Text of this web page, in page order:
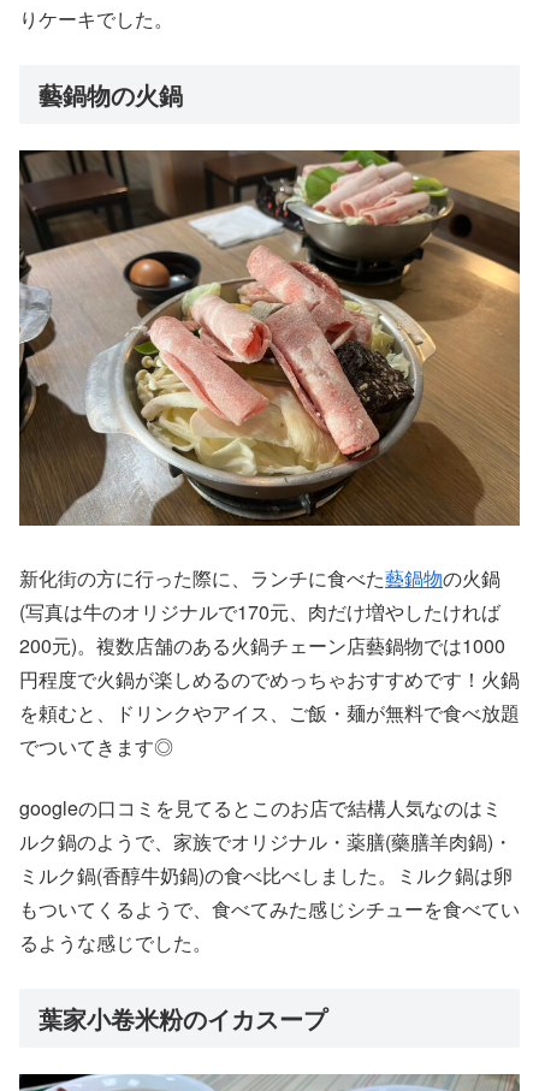
りケーキでした。
藝鍋物の火鍋
新化街の方に行った際に、ランチに食べた藝鍋物の火鍋
(写真は牛のオリジナルで170元、肉だけ増やしたければ
200元)。複数店舗のある火鍋チェーン店藝鍋物では1000
円程度で火鍋が楽しめるのでめっちゃおすすめです！火鍋
を頼むと、ドリンクやアイス、ご飯・麺が無料で食べ放題
でついてきます◎
googleの口コミを見てるとこのお店で結構人気なのはミ
ルク鍋のようで、家族でオリジナル・薬膳(藥膳羊肉鍋)・
ミルク鍋(香醇牛奶鍋)の食べ比べしました。ミルク鍋は卵
もついてくるようで、食べてみた感じシチューを食べてい
るような感じでした。
葉家小卷米粉のイカスープ